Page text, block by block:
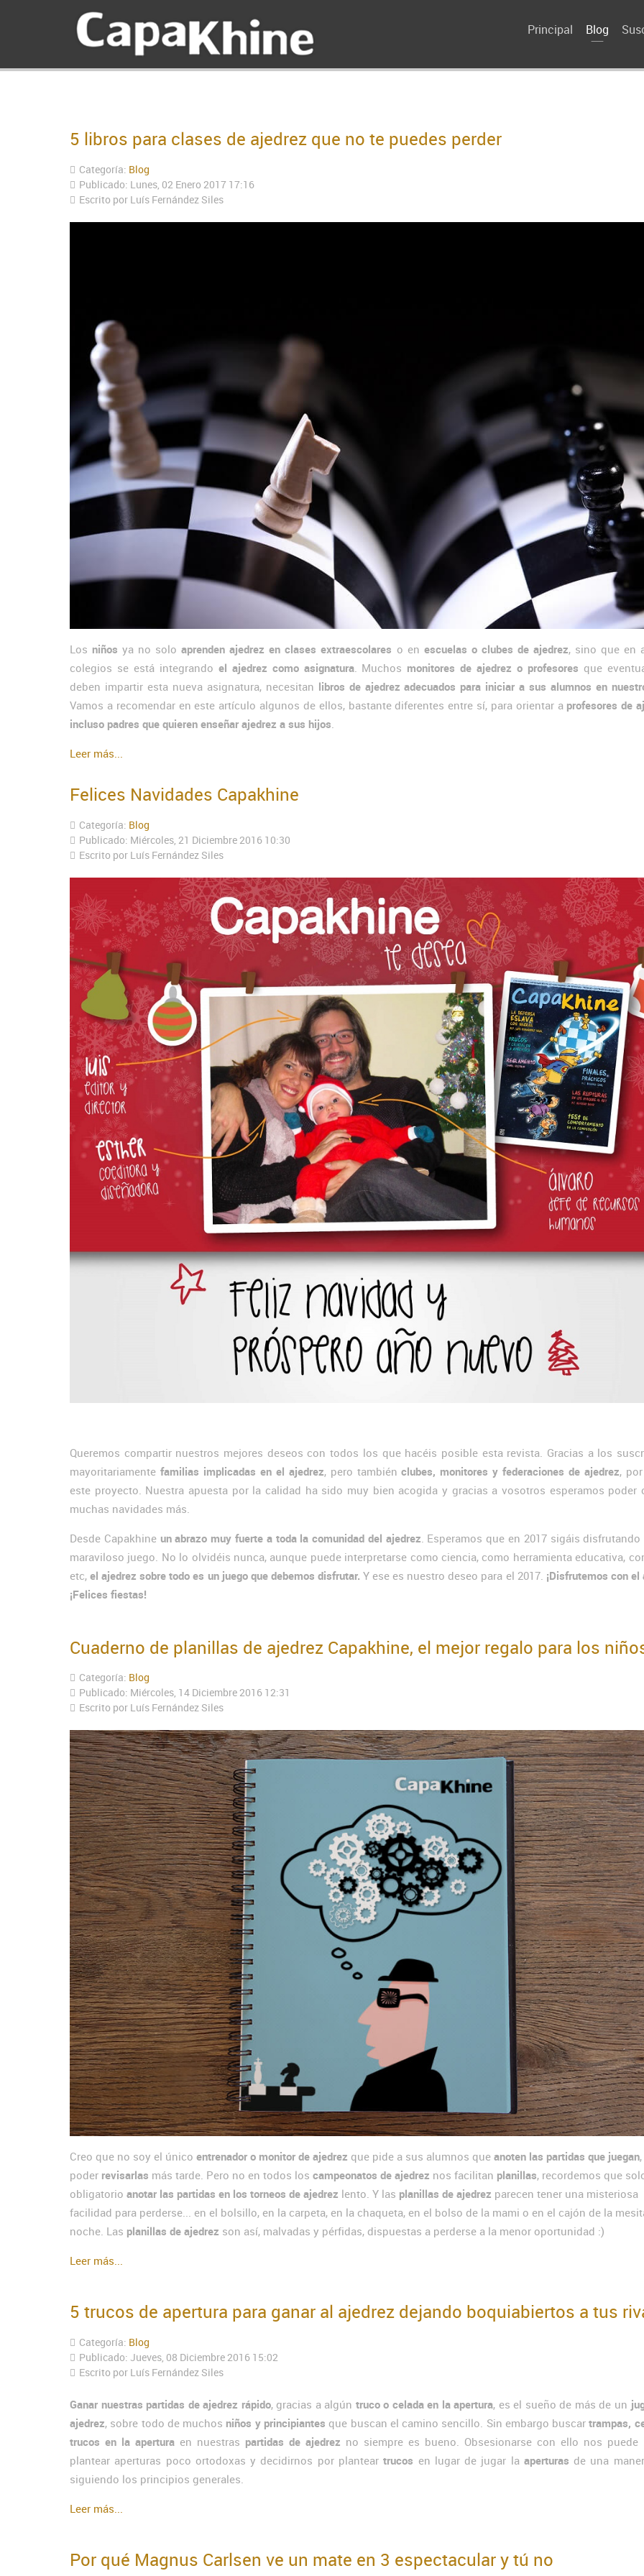
Principal Blog
5 libros para clases de ajedrez que no te puedes perder
Categoría: Blog
Publicado: Lunes, 02 Enero 2017 17:16
Escrito por Luís Fernández Siles
Los niños ya no soloaprenden ajedrez en clases extraescolares o en escuelas o clubes de ajedrez, sino que en
colegios se está integrando el ajedrez como asignatura. Muchos monitores de ajedrez o profesores que
deben impartir esta nueva asignatura, necesitan libros de ajedrez adecuados para iniciar a sus alumnos en
Vamos a recomendar en este artículo algunos de ellos, bastante diferentes entre sí, para orientar a profesores de
incluso padres que quieren enseñar ajedrez a sus hijos.
Leer más...
Felices Navidades Capakhine
Categoría: Blog
Publicado: Miércoles, 21 Diciembre 2016 10:30
Escrito por Luís Fernández Siles
Queremos compartir nuestros mejores deseos con todos los que hacéis posible esta revista. Gracias a los
mayoritariamente familias implicadas en el ajedrez, pero tambiénclubes, monitores y federaciones de ajedrez,
este proyecto. Nuestra apuesta por la calidad ha sido muy bien acogida y gracias a vosotros esperamos poder
muchas navidades más.
Desde Capakhine un abrazo muy fuerte a toda la comunidad del ajedrez . Esperamos que en 2017 sigáis
maraviloso juego. No lo olvidéis nunca, aunque puede interpretarse como ciencia, como herramienta educativa,
etc,el ajedrez sobre todo es un juego que debemos disfrutar. Y ese es nuestro deseo para el 2017. ¡Disfrutemos con el
¡Felices fiestas!
Cuaderno de planillas de ajedrez Capakhine, el mejor regalo para los
Categoría: Blog
Publicado: Miércoles, 14 Diciembre 2016 12:31
Escrito por Luís Fernández Siles
Creo que no soy el único entrenador o monitor de ajedrez que pide a sus alumnos que anoten las partidas que juegan
poder revisarlas más tarde. Pero no en todos los campeonatos de ajedrez nos facilitan planillas, recordemos que
obligatorio anotar las partidas en los torneos de ajedrez lento. Y las planillas de ajedrez parecen tener una misteriosa
facilidad para perderse... en el bolsillo, en la carpeta, en la chaqueta, en el bolso de la mami o en el cajón de la
noche. Las planillas de ajedrez son así, malvadas y pérfidas, dispuestas a perderse a la menor oportunidad :)
Leer más...
5 trucos de apertura para ganar al ajedrez dejando boquiabiertos a tus
Categoría: Blog
Publicado: Jueves, 08 Diciembre 2016 15:02
Escrito por Luís Fernández Siles
Ganar nuestras partidas de ajedrez rápido, gracias a algún truco o celada en la apertura, es el sueño de más de un
ajedrez, sobre todo de muchos niños y principiantes que buscan el camino sencillo. Sin embargo buscartrampas,
trucos en la apertura en nuestras partidas de ajedrez no siempre es bueno. Obsesionarse con ello nos puede
plantear aperturas poco ortodoxas y decidirnos por planteartrucos en lugar de jugar la aperturas de una
siguiendo los principios generales.
Leer más...
Por qué Magnus Carlsen ve un mate en 3 espectacular y tú no